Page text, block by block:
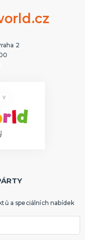
2
a speciálních nabídek